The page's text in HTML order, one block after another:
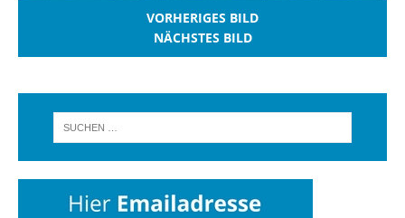
VORHERIGES BILD
NÄCHSTES BILD